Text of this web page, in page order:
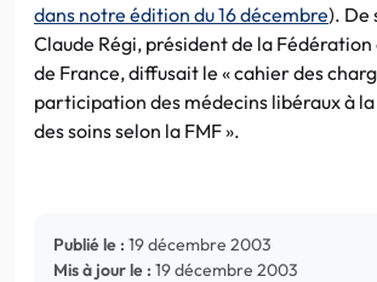
dans notre édition du 16 décembre). De
Claude Régi, président de la
de France, diffusait le « cahier des
participation des médecins libéraux à
des soins selon la FMF ».
Publié le : 19 décembre 2003
Mis à jour le : 19 décembre 2003